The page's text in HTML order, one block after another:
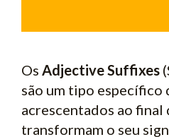
Os Adjective Suffixes
são um tipo específico
acrescentados ao final
transformam o seu